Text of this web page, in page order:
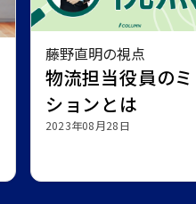
藤野直明の視点
物流担当役員の
ションとは
2023年08月28日